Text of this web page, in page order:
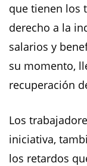
que tienen los
derecho a la
salarios y
su momento,
recuperación
Los
iniciativa,
los retardos